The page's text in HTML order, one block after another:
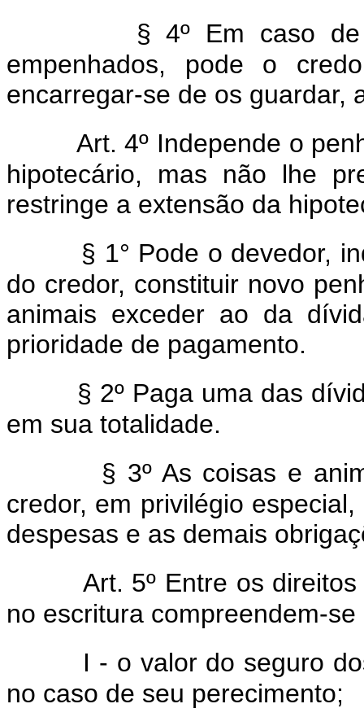
§ 4º Em caso
empenhados, pode o
encarregar-se de os guardar,
Art. 4º Independe o
hipotecário, mas não lhe
restringe a extensão da
§ 1° Pode o devedor,
do credor, constituir novo
animais exceder ao da
prioridade de pagamento.
§ 2º Paga uma das
em sua totalidade.
§ 3º As coisas e
credor, em privilégio
despesas e as demais
Art. 5º Entre os
no escritura compreendem-se
I - o valor do seguro
no caso de seu perecimento;